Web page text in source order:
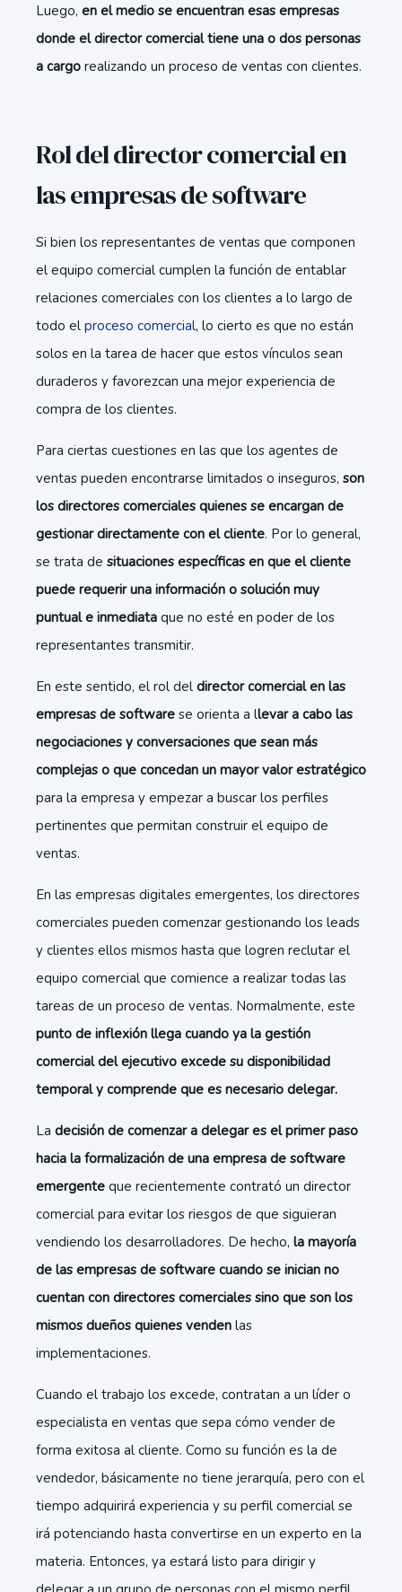
Luego, en el medio se encuentran esas empresas
donde el director comercial tiene una o dos personas
a cargo realizando un proceso de ventas con clientes.
Rol del director comercial en
las empresas de software
Si bien los representantes de ventas que componen
el equipo comercial cumplen la función de entablar
relaciones comerciales con los clientes a lo largo de
todo el proceso comercial, lo cierto es que no están
solos en la tarea de hacer que estos vínculos sean
duraderos y favorezcan una mejor experiencia de
compra de los clientes.
Para ciertas cuestiones en las que los agentes de
ventas pueden encontrarse limitados o inseguros, son
los directores comerciales quienes se encargan de
gestionar directamente con el cliente. Por lo general,
se trata de situaciones específicas en que el cliente
puede requerir una información o solución muy
puntual e inmediata que no esté en poder de los
representantes transmitir.
En este sentido, el rol del director comercial en las
empresas de software se orienta a llevar a cabo las
negociaciones y conversaciones que sean más
complejas o que concedan un mayor valor estratégico
para la empresa y empezar a buscar los perfiles
pertinentes que permitan construir el equipo de
ventas.
En las empresas digitales emergentes, los directores
comerciales pueden comenzar gestionando los leads
y clientes ellos mismos hasta que logren reclutar el
equipo comercial que comience a realizar todas las
tareas de un proceso de ventas. Normalmente, este
punto de inflexión llega cuando ya la gestión
comercial del ejecutivo excede su disponibilidad
temporal y comprende que es necesario delegar.
La decisión de comenzar a delegar es el primer paso
hacia la formalización de una empresa de software
emergente que recientemente contrató un director
comercial para evitar los riesgos de que siguieran
vendiendo los desarrolladores. De hecho, la mayoría
de las empresas de software cuando se inician no
cuentan con directores comerciales sino que son los
mismos dueños quienes venden las
implementaciones.
Cuando el trabajo los excede, contratan a un líder o
especialista en ventas que sepa cómo vender de
forma exitosa al cliente. Como su función es la de
vendedor, básicamente no tiene jerarquía, pero con el
tiempo adquirirá experiencia y su perfil comercial se
irá potenciando hasta convertirse en un experto en la
materia. Entonces, ya estará listo para dirigir y